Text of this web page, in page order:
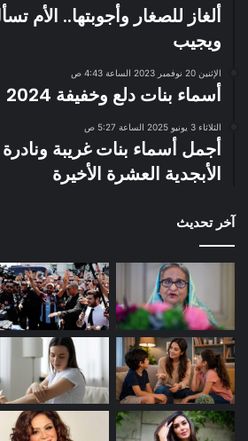
ألغاز للصغار وأجوبتها.. الأم
ويجيب
الإثنين 20 نوفمبر 2023 الساعة 4:43 ص
أسماء بنات دلع وخفيفة 2024
الثلاثاء 3 يونيو 2025 الساعة 5:27 ص
أجمل أسماء بنات غريبة
الأبجدية العشرة الأخيرة
آخر تحديث